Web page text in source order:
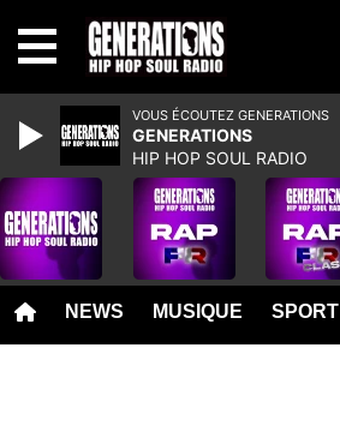
NEWS MUSIQUE SPORT
VOUS ÉCOUTEZ GENERATIONS
GENERATIONS
HIP HOP SOUL RADIO